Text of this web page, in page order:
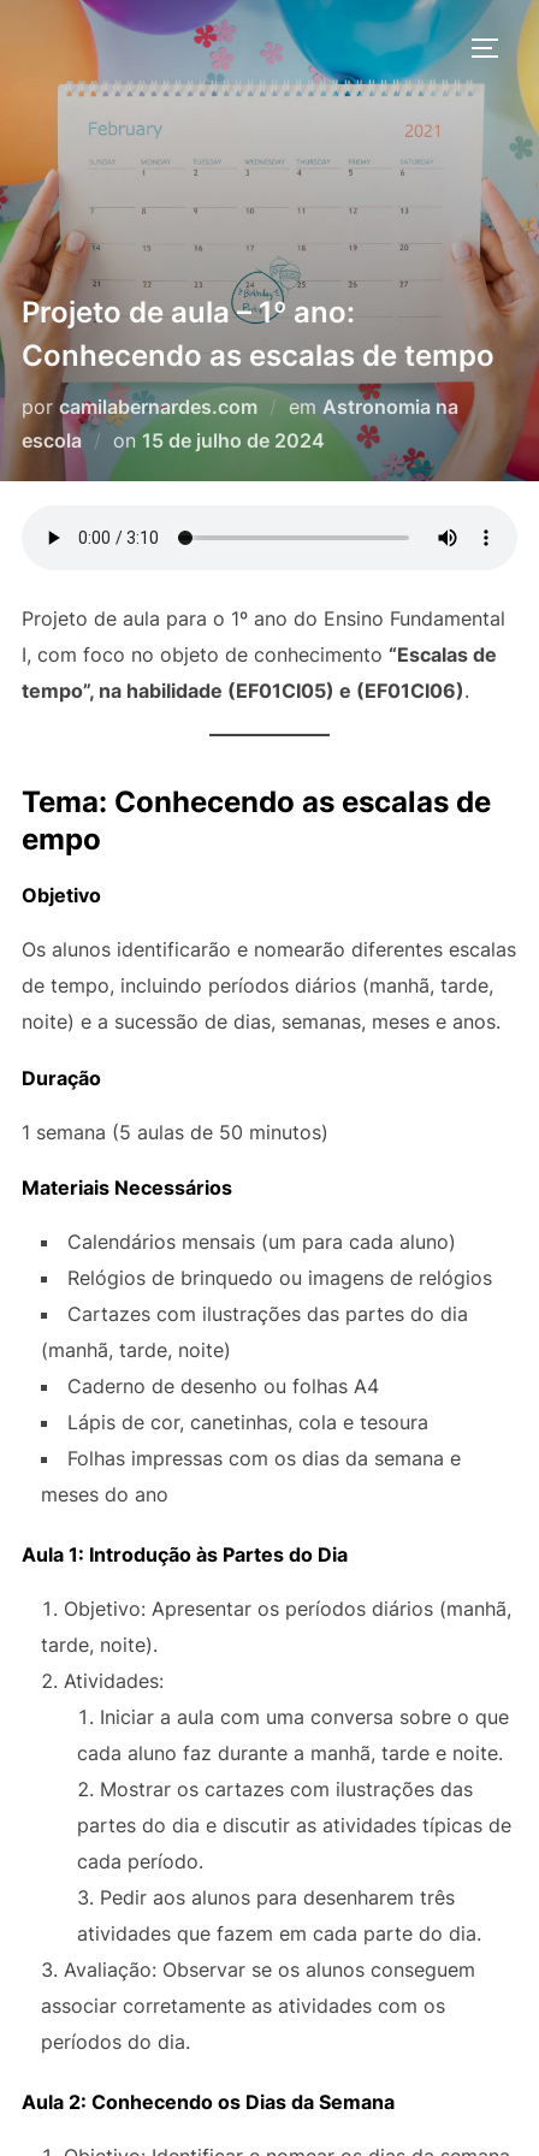
Projeto de aula – 1º ano:
Conhecendo as escalas de tempo
por camilabernardes.com em Astronomia na
escola
on Postado
15 de julho de 2024
Projeto de aula para o 1º ano do Ensino Fundamental
I, com foco no objeto de conhecimento “Escalas de
tempo”, na habilidade (EF01CI05) e (EF01CI06).
Tema: Conhecendo as escalas de
empo
Objetivo
Os alunos identificarão e nomearão diferentes escalas
de tempo, incluindo períodos diários (manhã, tarde,
noite) e a sucessão de dias, semanas, meses e anos.
Duração
1 semana (5 aulas de 50 minutos)
Materiais Necessários
Calendários mensais (um para cada aluno)
Relógios de brinquedo ou imagens de relógios
Cartazes com ilustrações das partes do dia
(manhã, tarde, noite)
Caderno de desenho ou folhas A4
Lápis de cor, canetinhas, cola e tesoura
Folhas impressas com os dias da semana e
meses do ano
Aula 1: Introdução às Partes do Dia
Objetivo: Apresentar os períodos diários (manhã,
tarde, noite).
Atividades:
Iniciar a aula com uma conversa sobre o que
cada aluno faz durante a manhã, tarde e noite.
Mostrar os cartazes com ilustrações das
partes do dia e discutir as atividades típicas de
cada período.
Pedir aos alunos para desenharem três
atividades que fazem em cada parte do dia.
Avaliação: Observar se os alunos conseguem
associar corretamente as atividades com os
períodos do dia.
Aula 2: Conhecendo os Dias da Semana